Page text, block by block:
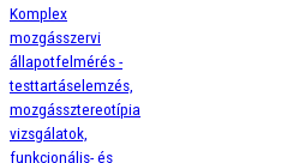
Komplex
mozgásszervi
állapotfelmérés -
testtartáselemzés,
mozgássztereotípia
vizsgálatok,
funkcionális- és